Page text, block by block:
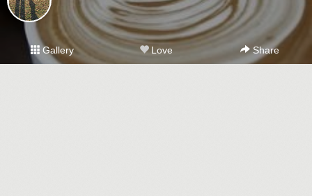
Gallery Love Share